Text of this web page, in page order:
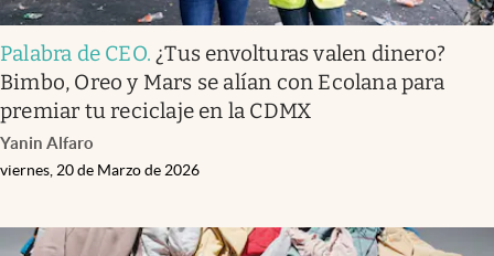
Palabra de CEO. ¿Tus envolturas valen dinero?
Bimbo, Oreo y Mars se alían con Ecolana para
premiar tu reciclaje en la CDMX
Yanin Alfaro
viernes, 20 de Marzo de 2026